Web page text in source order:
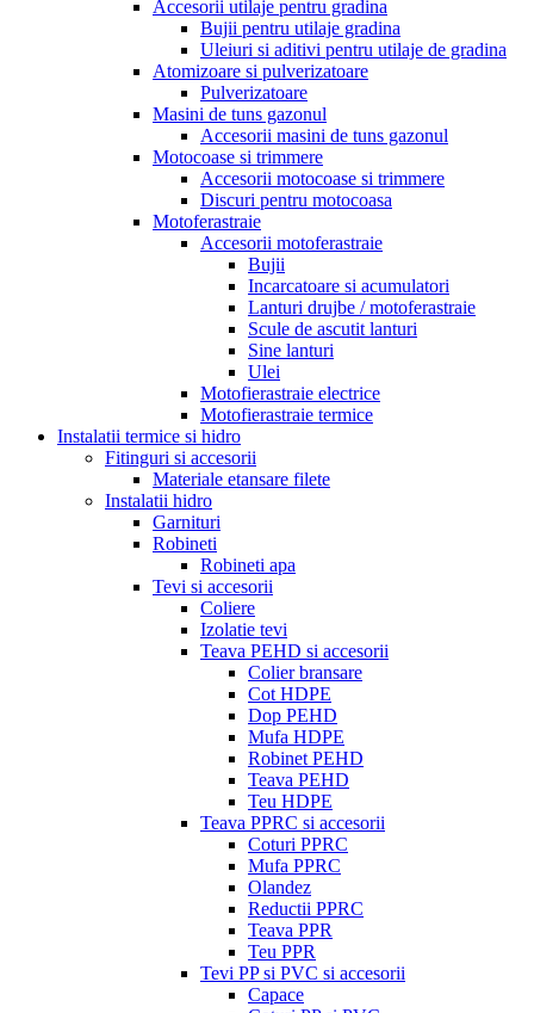
Accesorii utilaje pentru gradina
Bujii pentru utilaje gradina
Uleiuri si aditivi pentru utilaje de gradina
Atomizoare si pulverizatoare
Pulverizatoare
Masini de tuns gazonul
Accesorii masini de tuns gazonul
Motocoase si trimmere
Accesorii motocoase si trimmere
Discuri pentru motocoasa
Motoferastraie
Accesorii motoferastraie
Bujii
Incarcatoare si acumulatori
Lanturi drujbe / motoferastraie
Scule de ascutit lanturi
Sine lanturi
Ulei
Motofierastraie electrice
Motofierastraie termice
Instalatii termice si hidro
Fitinguri si accesorii
Materiale etansare filete
Instalatii hidro
Garnituri
Robineti
Robineti apa
Tevi si accesorii
Coliere
Izolatie tevi
Teava PEHD si accesorii
Colier bransare
Cot HDPE
Dop PEHD
Mufa HDPE
Robinet PEHD
Teava PEHD
Teu HDPE
Teava PPRC si accesorii
Coturi PPRC
Mufa PPRC
Olandez
Reductii PPRC
Teava PPR
Teu PPR
Tevi PP si PVC si accesorii
Capace